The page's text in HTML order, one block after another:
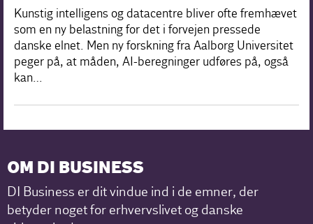
Kunstig intelligens og datacentre bliver ofte fremhævet
som en ny belastning for det i forvejen pressede
danske elnet. Men ny forskning fra Aalborg Universitet
peger på, at måden, AI-beregninger udføres på, også
kan…
OM DI BUSINESS
DI Business er dit vindue ind i de emner, der
betyder noget for erhvervslivet og danske